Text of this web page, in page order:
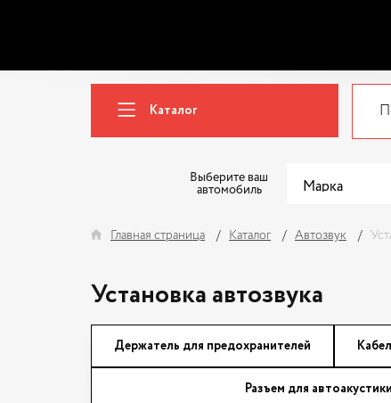
Каталог
Выберите ваш
автомобиль
Главная страница Каталог Автозвук
Установка автозвука
Держатель для предохранителей
Разъем для автоакустики